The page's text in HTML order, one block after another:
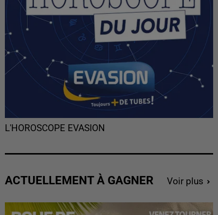
L'HOROSCOPE EVASION
ACTUELLEMENT À GAGNER Voir plus